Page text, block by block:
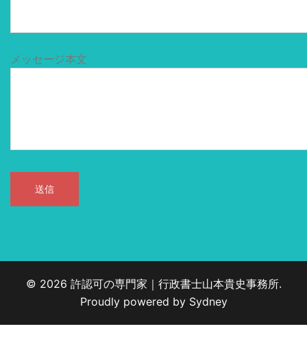
メッセージ本文
© 2026 許認可の専門家｜行政書士山本貴史事務所.
Proudly powered by Sydney